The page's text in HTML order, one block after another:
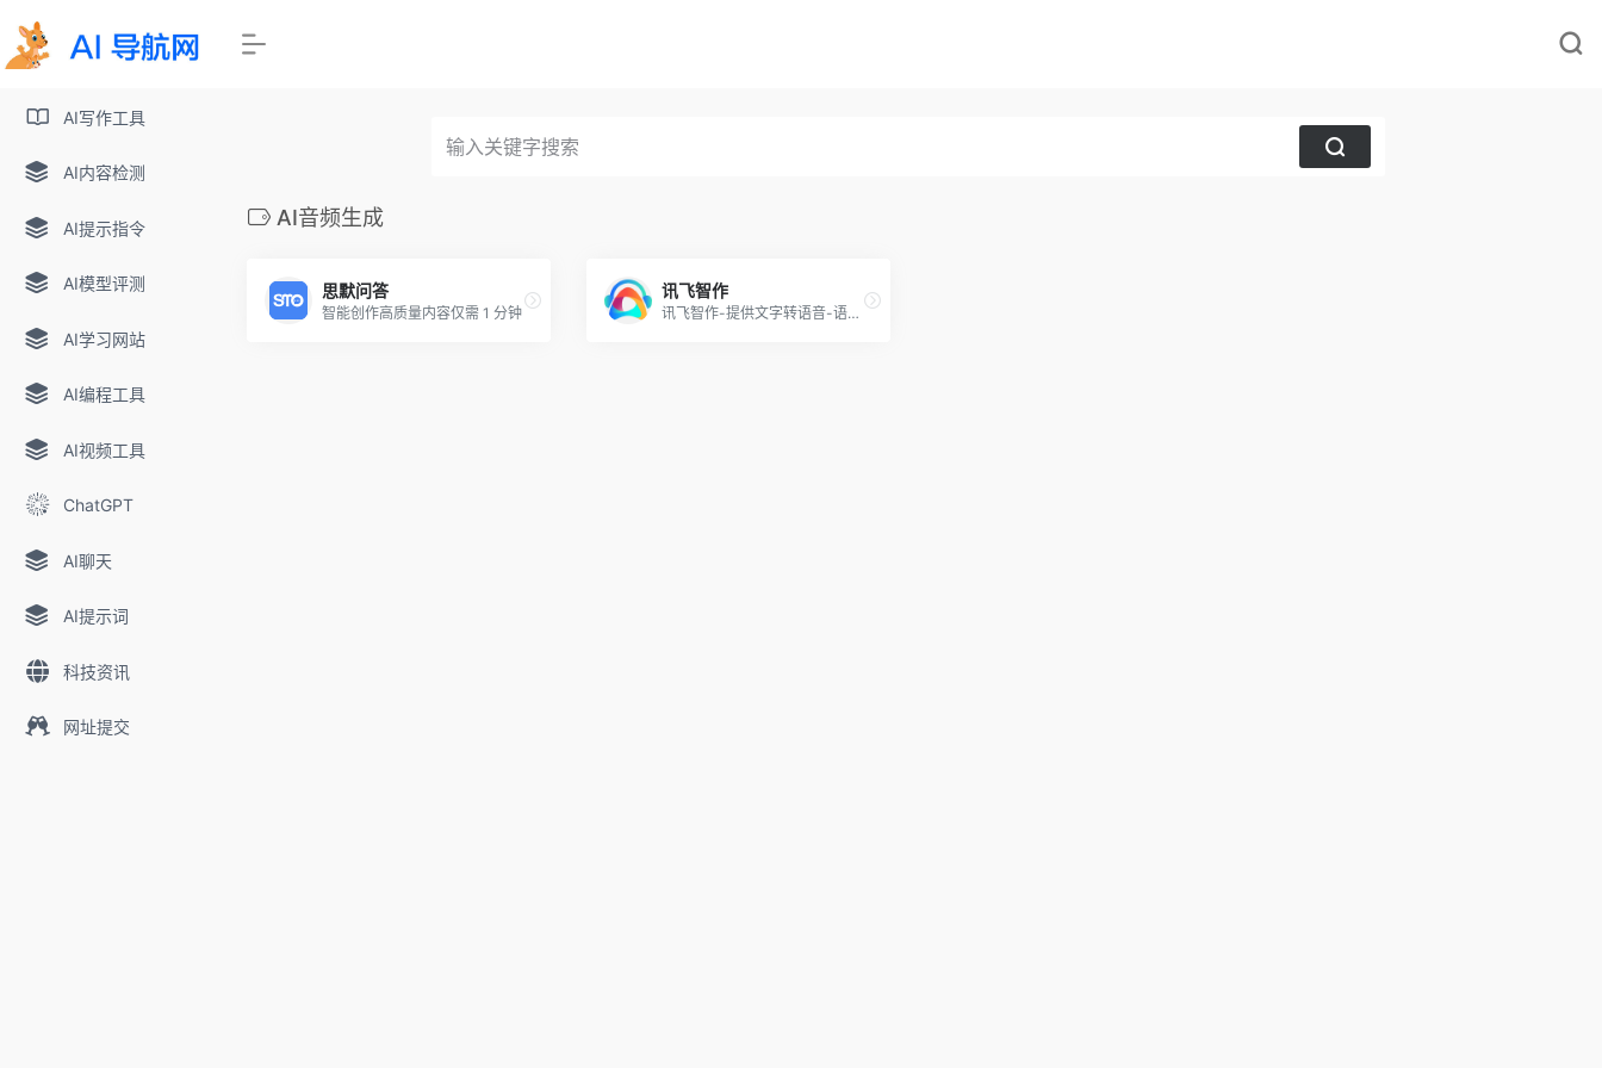
AI写作工具
AI内容检测
AI提示指令
AI模型评测
AI学习网站
AI编程工具
AI视频工具
ChatGPT
AI聊天
AI提示词
科技资讯
网址提交
AI音频生成
思默问答
智能创作高质量内容仅需 1 分钟
讯飞智作
讯飞智作-提供文字转语音-语音合成-国内专业的一站式配音服务平台